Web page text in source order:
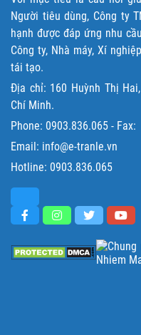
Người tiêu dùng, Công ty
hạnh được đáp ứng nhu
Công ty, Nhà máy, Xí
tái tạo.
Địa chỉ: 160 Huỳnh Thị Hai,
Chí Minh.
Phone: 0903.836.065 - Fax:
Email: info@e-tranle.vn
Hotline: 0903.836.065